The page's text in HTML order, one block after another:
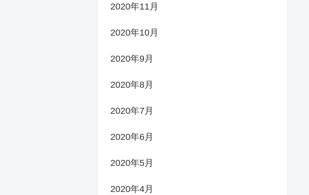
2020年11月
2020年10月
2020年9月
2020年8月
2020年7月
2020年6月
2020年5月
2020年4月